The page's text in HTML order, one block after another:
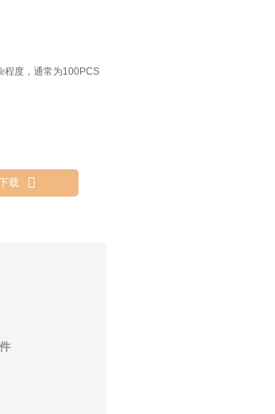
程度，通常为100PCS
载 